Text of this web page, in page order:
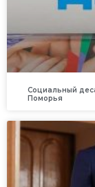
Социальный
Поморья